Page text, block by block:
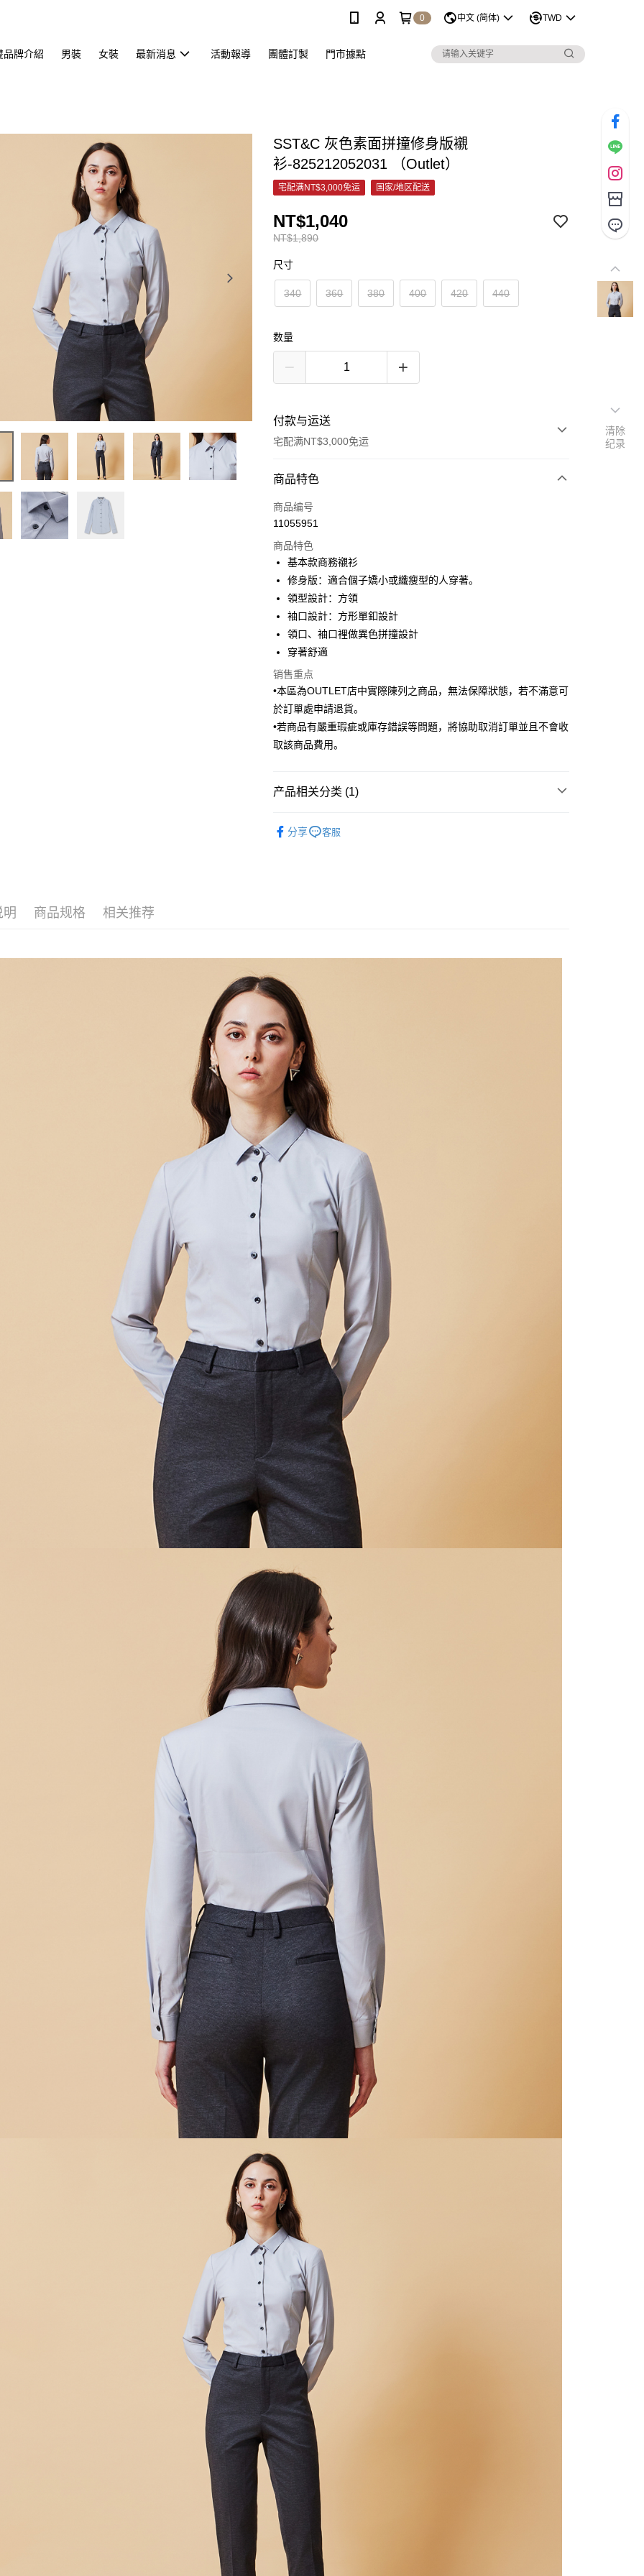
0 中文 (简体) TWD
品牌介紹 男裝 女裝 最新消息 活動報導 團體訂製 門市據點
SST&C 灰色素面拼撞修身版襯
衫-825212052031 （Outlet）
宅配满NT$3,000免运 国家/地区配送
NT$1,890
NT$1,040
尺寸
340 360 380 400 420 440
数量
付款与运送
宅配满NT$3,000免运
付款方式
信用卡一次付款
3期 0利率，每期
合作金库商业银行
第一商业银行
华南商业银行
国泰世华商业银行
台湾中小企业银行
汇丰（台湾）商业银行
联邦商业银行
玉山商业银行
星展（台湾）商业银行
台新国际商业银行
台湾乐天信用卡公司
6期 0利率，每期NT$173
合作金库商业银行
华南商业银行
上海商业储蓄银行
台湾中小企业银行
汇丰（台湾）商业银行
联邦商业银行
远东国际商业银行
元大商业银行
台新国际商业银行
中国信托商业银行
台湾乐天信用卡公司
LINE Pay
Apple Pay
街口支付
悠遊付
Google Pay
ATM付款
每笔NT$120，满NT$3,000(含以上)免运费
商品特色
商品编号
11055951
商品特色
基本款商務襯衫
修身版：適合個子嬌小或纖瘦型的人穿著。
領型設計：方領
袖口設計：方形單釦設計
領口、袖口裡做異色拼撞設計
穿著舒適
销售重点
•本區為OUTLET店中實際陳列之商品，無法保障狀態，若不滿意可
於訂單處申請退貨。
•若商品有嚴重瑕疵或庫存錯誤等問題，將協助取消訂單並且不會收
取該商品費用。
产品相关分类 (1)
分享
客服
明 商品规格 相关推荐
清除
纪录